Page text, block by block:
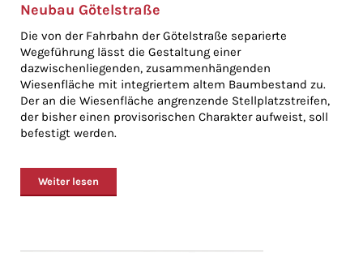
Neubau Götelstraße
Die von der Fahrbahn der Götelstraße separierte
Wegeführung lässt die Gestaltung einer
dazwischenliegenden, zusammenhängenden
Wiesenfläche mit integriertem altem Baumbestand zu.
Der an die Wiesenfläche angrenzende Stellplatzstreifen,
der bisher einen provisorischen Charakter aufweist, soll
befestigt werden.
Weiter lesen